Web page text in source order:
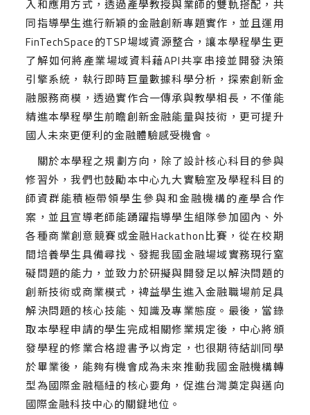
入和應用方式，透過產學教授與業師的雙軌搭配，共
同指導學生進行新穎的金融創新專題實作，並且運用
FinTechSpace的TSP場域資源整合，讓本學程學生更
了解如何將產業場域資料藉API共享串接並開發決策
引擎系統，執行即時巨量數據科學分析，探索創新金
融服務商模，透過實作合一傳承與教學相長，不僅能
精進本學程學生前瞻創新金融能量與技術，更可提升
國人未來更便利的金融體驗感受機會。
關於本學程之規劃方向，除了設計核心科目的參與
修習外，我們也鼓勵本中心九大實驗室及學程科目的
師資群能積極帶領學生參與和金融機構的產學合作
案，並且宣導老師能踴躍指導學生組隊參加國內、外
各種商業創意競賽或金融Hackathon比賽，從在校期
間培養學生具備尋找、發掘我國金融場域實務現行窒
礙問題的能力，並致力於研擬與開發足以解決問題的
創新技術或商業模式，裨益學生進入金融職場前足具
解決問題的核心技能、知識及專業態度。最後，當錄
取本學程申請的學生完成相關修業規定後，中心將頒
發學程的修業合格證書予以肯定，也很期待結訓同學
於畢業後，能夠有機會成為未來推動我國金融機構轉
型為國際金融樞紐的核心要角，促進台灣奠定與邁向
國際金融科技中心的關鍵地位。